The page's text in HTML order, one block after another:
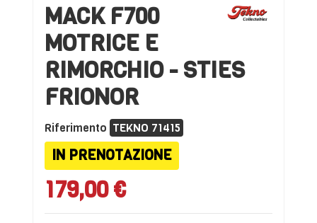
MACK F700
MOTRICE E
RIMORCHIO - STIES
FRIONOR
Riferimento TEKNO 71415
IN PRENOTAZIONE
179,00 €